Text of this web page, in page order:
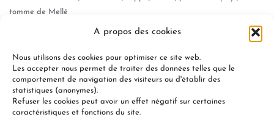
A propos des cookies
Nous utilisons des cookies pour optimiser ce site web.
Les accepter nous permet de traiter des données telles que le
comportement de navigation des visiteurs ou d'établir des
statistiques (anonymes).
Refuser les cookies peut avoir un effet négatif sur certaines
caractéristiques et fonctions du site.
tomme de Mellé
Gamme « Les spécialités »
+ - AJOUTER AU PANIER